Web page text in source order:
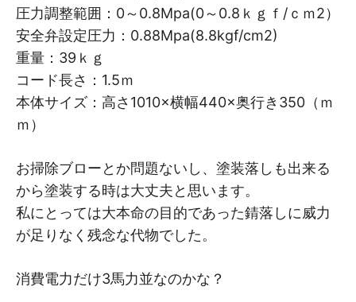
圧力調整範囲：0～0.8Mpa(0～0.8ｋｇｆ/ｃｍ2）
安全弁設定圧力：0.88Mpa(8.8kgf/cm2)
重量：39ｋｇ
コード長さ：1.5ｍ
本体サイズ：高さ1010×横幅440×奥行き350（ｍ
ｍ）
お掃除ブローとか問題ないし、塗装落しも出来る
から塗装する時は大丈夫と思います。
私にとっては大本命の目的であった錆落しに威力
が足りなく残念な代物でした。
消費電力だけ3馬力並なのかな？